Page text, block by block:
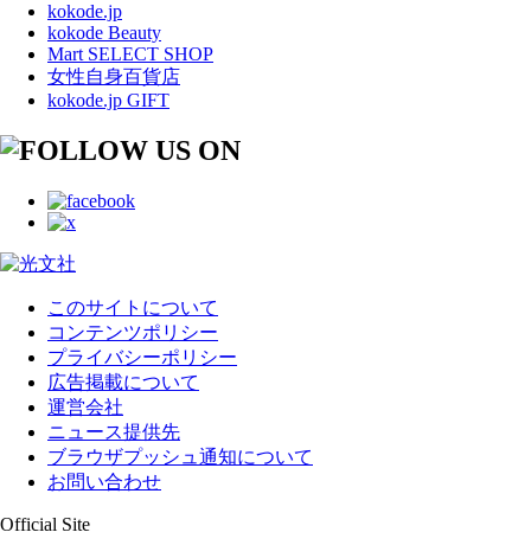
kokode.jp
kokode Beauty
Mart SELECT SHOP
女性自身百貨店
kokode.jp GIFT
このサイトについて
コンテンツポリシー
プライバシーポリシー
広告掲載について
運営会社
ニュース提供先
ブラウザプッシュ通知について
お問い合わせ
Official Site